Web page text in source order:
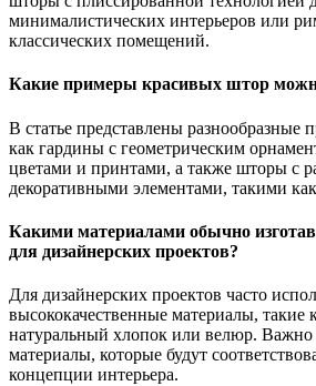
минималистических интерьеров или
классических помещений.
Какие примеры красивых штор
В статье представлены разнообразные
как гардины с геометрическим
цветами и принтами, а также шторы с
декоративными элементами, такими
Какими материалами обычно
для дизайнерских проектов?
Для дизайнерских проектов часто
высококачественные материалы, такие
натуральный хлопок или велюр. Важно
материалы, которые будут
концепции интерьера.